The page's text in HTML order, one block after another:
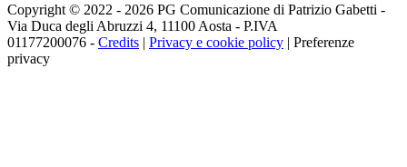
Copyright © 2022 - 2026 PG Comunicazione di Patrizio Gabetti -
Via Duca degli Abruzzi 4, 11100 Aosta - P.IVA
01177200076 - Credits | Privacy e cookie policy | Preferenze
privacy